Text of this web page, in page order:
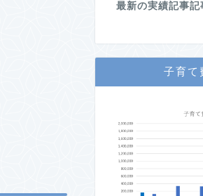
最新の実績記事記
子育て